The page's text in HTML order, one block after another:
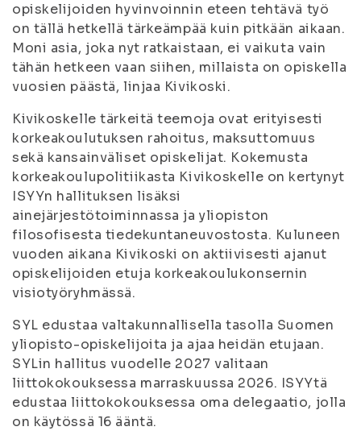
opiskelijoiden hyvinvoinnin eteen tehtävä työ
on tällä hetkellä tärkeämpää kuin pitkään aikaan.
Moni asia, joka nyt ratkaistaan, ei vaikuta vain
tähän hetkeen vaan siihen, millaista on opiskella
vuosien päästä, linjaa Kivikoski.
Kivikoskelle tärkeitä teemoja ovat erityisesti
korkeakoulutuksen rahoitus, maksuttomuus
sekä kansainväliset opiskelijat. Kokemusta
korkeakoulupolitiikasta Kivikoskelle on kertynyt
ISYYn hallituksen lisäksi
ainejärjestötoiminnassa ja yliopiston
filosofisesta tiedekuntaneuvostosta. Kuluneen
vuoden aikana Kivikoski on aktiivisesti ajanut
opiskelijoiden etuja korkeakoulukonsernin
visiotyöryhmässä.
SYL edustaa valtakunnallisella tasolla Suomen
yliopisto-opiskelijoita ja ajaa heidän etujaan.
SYLin hallitus vuodelle 2027 valitaan
liittokokouksessa marraskuussa 2026. ISYYtä
edustaa liittokokouksessa oma delegaatio, jolla
on käytössä 16 ääntä.